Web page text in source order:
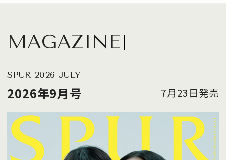
MAGAZINE
SPUR 2026 JULY
2026年9月号 7月23日発売